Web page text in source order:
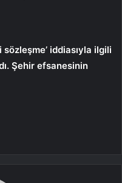
sözleşme’ iddiasıyla ilgili
Şehir efsanesinin